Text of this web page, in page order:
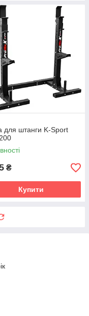
для штанги K-Sport
₴
Купити